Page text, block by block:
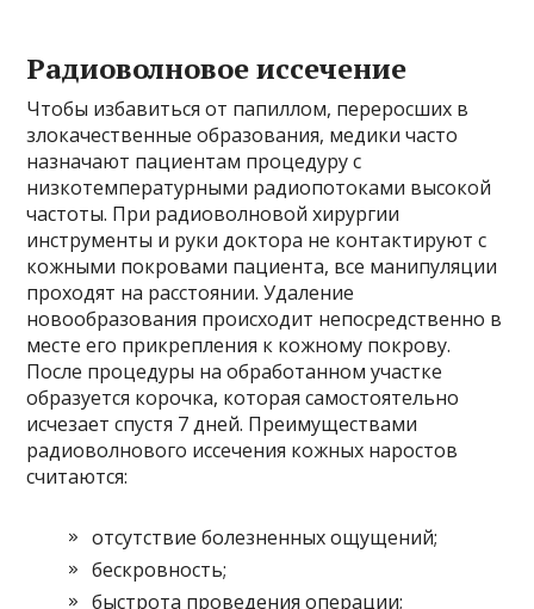
Радиоволновое иссечение
Чтобы избавиться от папиллом, переросших в
злокачественные образования, медики часто
назначают пациентам процедуру с
низкотемпературными радиопотоками высокой
частоты. При радиоволновой хирургии
инструменты и руки доктора не контактируют с
кожными покровами пациента, все манипуляции
проходят на расстоянии. Удаление
новообразования происходит непосредственно в
месте его прикрепления к кожному покрову.
После процедуры на обработанном участке
образуется корочка, которая самостоятельно
исчезает спустя 7 дней. Преимуществами
радиоволнового иссечения кожных наростов
считаются:
отсутствие болезненных ощущений;
бескровность;
быстрота проведения операции;